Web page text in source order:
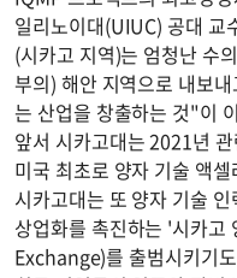
일리노이대(UIUC) 공대 교
(시카고 지역)는 엄청난 수
부의) 해안 지역으로 내보
는 산업을 창출하는 것"이
앞서 시카고대는 2021년
미국 최초로 양자 기술 액
시카고대는 또 양자 기술
상업화를 촉진하는 '시카
Exchange)를 출범시키기